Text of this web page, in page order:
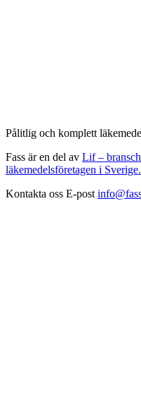
Pålitlig och komplett
Fass är en del av Lif –
läkemedelsföretagen i Sverige.
Kontakta oss E-post